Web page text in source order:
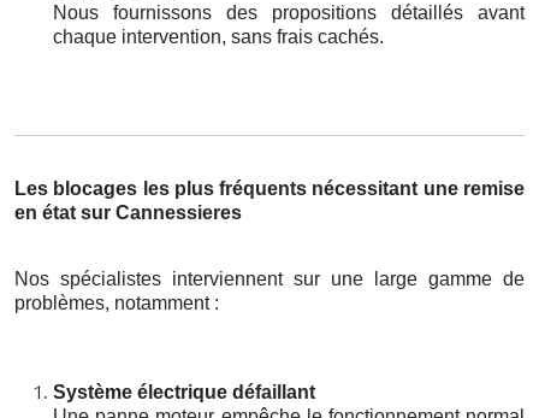
Nous fournissons des propositions détaillés avant
chaque intervention, sans frais cachés.
Les blocages les plus fréquents nécessitant une remise
en état sur Cannessieres
Nos spécialistes interviennent sur une large gamme de
problèmes, notamment :
Système électrique défaillant